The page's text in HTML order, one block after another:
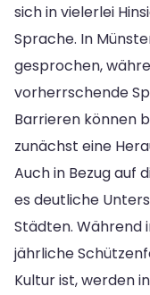
sich in vielerlei
Sprache. In
gesprochen,
vorherrschende
Barrieren können
zunächst eine
Auch in Bezug auf
es deutliche
Städten. Während
jährliche
Kultur ist, werden